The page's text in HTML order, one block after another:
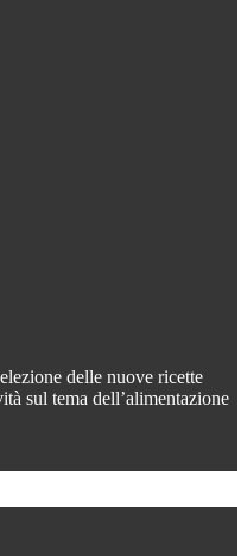
delle nuove ricette
sul tema dell’alimentazione